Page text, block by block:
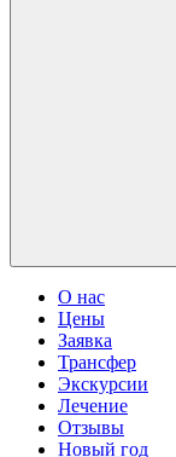
О нас
Цены
Заявка
Трансфер
Экскурсии
Лечение
Отзывы
Новый год